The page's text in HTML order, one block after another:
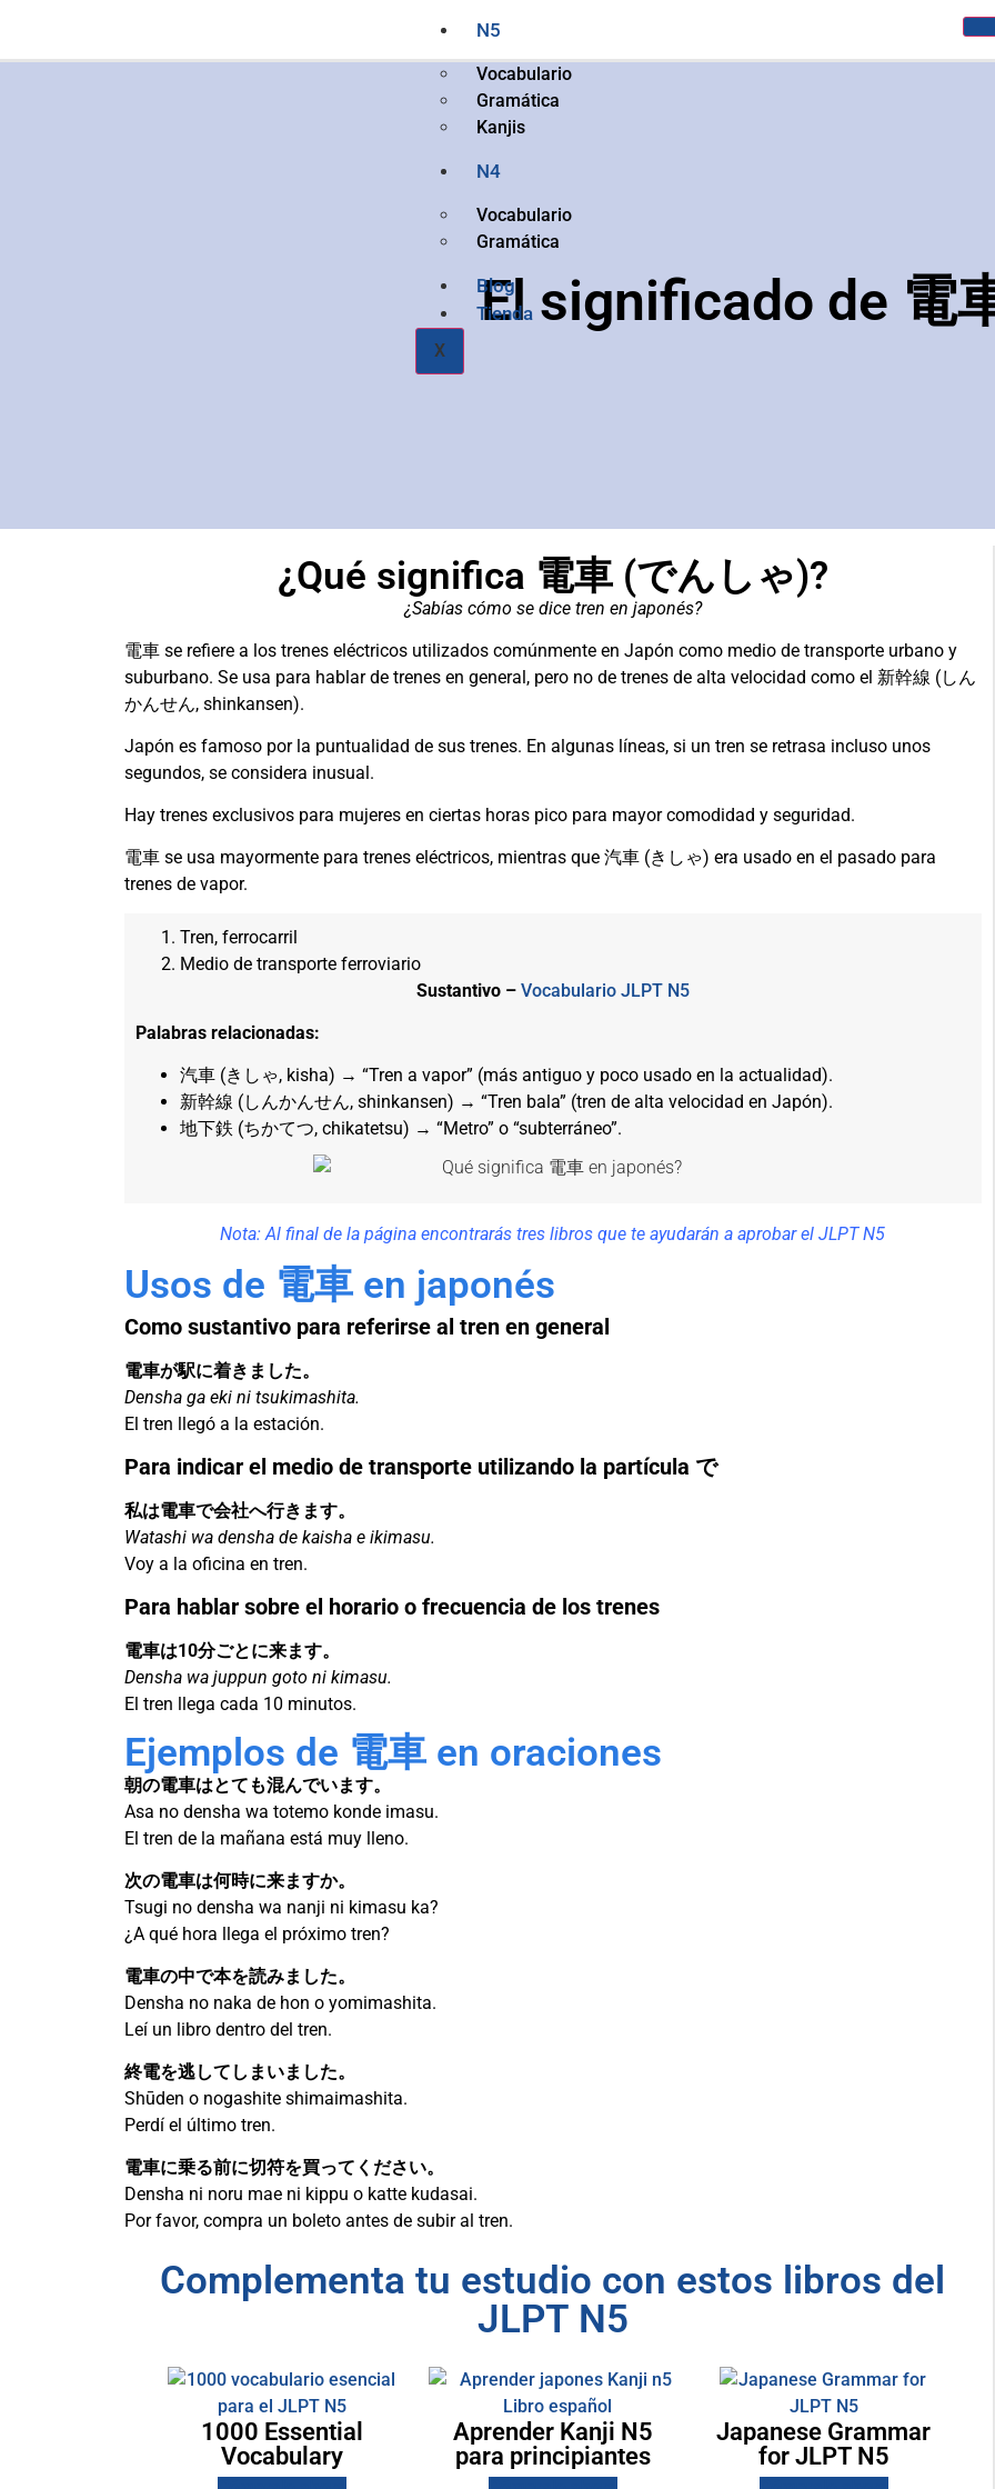
N5
Vocabulario
Gramática
Kanjis
N4
Vocabulario
Gramática
Blog
Tienda
X
El significado de 電
¿Qué significa 電車 (でんしゃ)?
¿Sabías cómo se dice tren en japonés?
電車 se refiere a los trenes eléctricos utilizados comúnmente en Japón como medio de transporte urbano y
suburbano. Se usa para hablar de trenes en general, pero no de trenes de alta velocidad como el 新幹線 (しん
かんせん, shinkansen).
Japón es famoso por la puntualidad de sus trenes. En algunas líneas, si un tren se retrasa incluso unos
segundos, se considera inusual.
Hay trenes exclusivos para mujeres en ciertas horas pico para mayor comodidad y seguridad.
電車 se usa mayormente para trenes eléctricos, mientras que 汽車 (きしゃ) era usado en el pasado para
trenes de vapor.
Tren, ferrocarril
Medio de transporte ferroviario
Sustantivo – Vocabulario JLPT N5
Palabras relacionadas:
汽車 (きしゃ, kisha) → “Tren a vapor” (más antiguo y poco usado en la actualidad).
新幹線 (しんかんせん, shinkansen) → “Tren bala” (tren de alta velocidad en Japón).
地下鉄 (ちかてつ, chikatetsu) → “Metro” o “subterráneo”.
Nota: Al final de la página encontrarás tres libros que te ayudarán a aprobar el JLPT N5
Usos de 電車 en japonés
Como sustantivo para referirse al tren en general
電車が駅に着きました。
Densha ga eki ni tsukimashita.
El tren llegó a la estación.
Para indicar el medio de transporte utilizando la partícula で
私は電車で会社へ行きます。
Watashi wa densha de kaisha e ikimasu.
Voy a la oficina en tren.
Para hablar sobre el horario o frecuencia de los trenes
電車は10分ごとに来ます。
Densha wa juppun goto ni kimasu.
El tren llega cada 10 minutos.
Ejemplos de 電車 en oraciones
朝の電車はとても混んでいます。
Asa no densha wa totemo konde imasu.
El tren de la mañana está muy lleno.
次の電車は何時に来ますか。
Tsugi no densha wa nanji ni kimasu ka?
¿A qué hora llega el próximo tren?
電車の中で本を読みました。
Densha no naka de hon o yomimashita.
Leí un libro dentro del tren.
終電を逃してしまいました。
Shūden o nogashite shimaimashita.
Perdí el último tren.
電車に乗る前に切符を買ってください。
Densha ni noru mae ni kippu o katte kudasai.
Por favor, compra un boleto antes de subir al tren.
Complementa tu estudio con estos libros del
JLPT N5
1000 Essential
Vocabulary
Aprender Kanji N5
para principiantes
Japanese Grammar
for JLPT N5